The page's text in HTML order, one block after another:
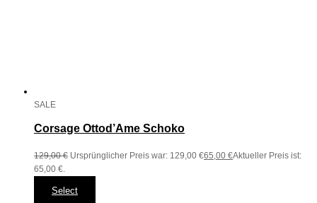
SALE
Corsage Ottod’Ame Schoko
129,00€ Ursprünglicher Preis war: 129,00 €65,00 €Aktueller Preis ist:
65,00 €.
Select